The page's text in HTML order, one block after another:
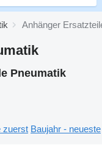
Anhänger
Pneumatik
zuerst Baujahr - neueste